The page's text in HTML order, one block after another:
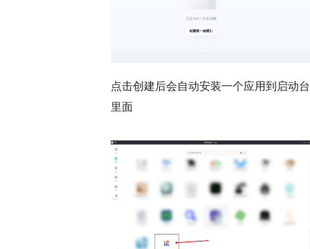
点击创建后会自动安装一个应用到启动台
里面